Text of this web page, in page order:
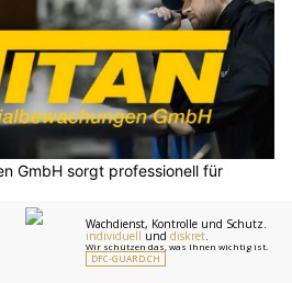
GmbH sorgt professionell für